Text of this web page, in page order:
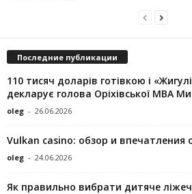
Последние публикации
110 тисяч доларів готівкою і
декларує голова Оріхівської МВА
oleg - 26.06.2026
Vulkan casino: обзор и впечатления
oleg - 24.06.2026
Як правильно вибрати дитяче